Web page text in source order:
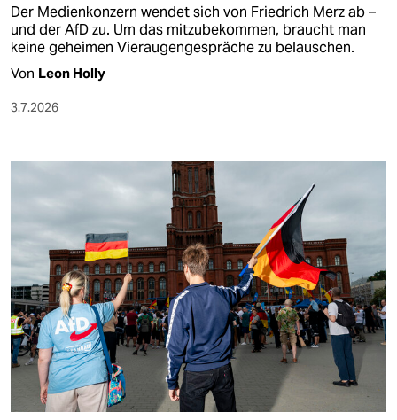
Der Medienkonzern wendet sich von Friedrich Merz ab –
und der AfD zu. Um das mitzubekommen, braucht man
keine geheimen Vieraugengespräche zu belauschen.
Von Leon Holly
3.7.2026